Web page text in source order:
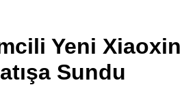
Yeni Xiaoxin
Sundu